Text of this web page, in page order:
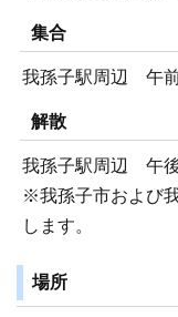
集合
我孫子駅周辺 午
解散
我孫子駅周辺 午
※我孫子市および
します。
場所